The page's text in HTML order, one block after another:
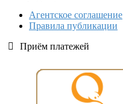
Агентское соглашение
Правила публикации
Приём платежей